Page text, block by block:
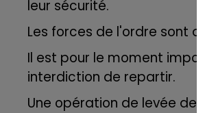
LE BEST OF
leur sécurité.
Les forces de l'ordre sont
Il est pour le moment
interdiction de repartir.
Une opération de levée de